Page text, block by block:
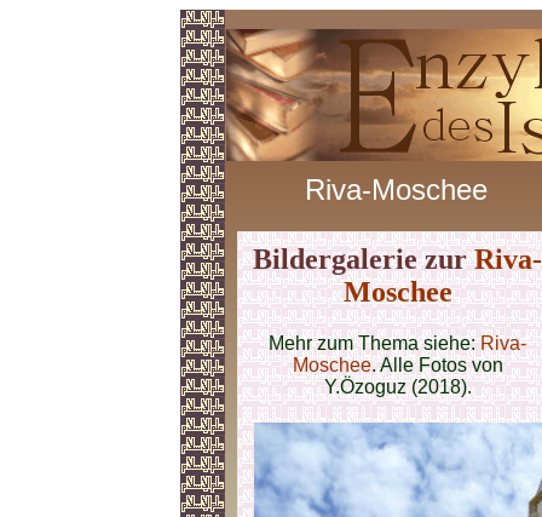
Riva-Moschee
Bildergalerie zurRiva-
Moschee
Mehr zum Thema siehe:Riva-
Moschee.Alle Fotos von
Y.Özoguz (2018).